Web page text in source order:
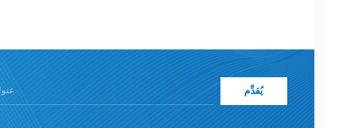
يُقدِّم